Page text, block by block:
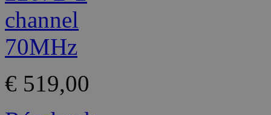
€ 519,00